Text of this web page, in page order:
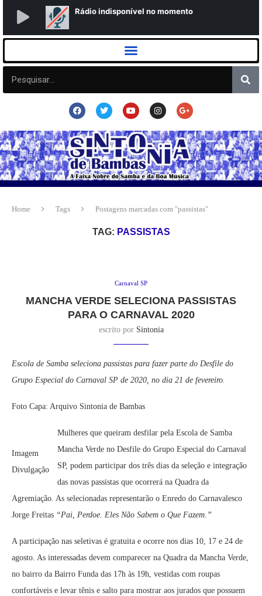
Home Tags Postagens marcadas com "passistas"
TAG: PASSISTAS
Carnaval SP
MANCHA VERDE SELECIONA PASSISTAS
PARA O CARNAVAL 2020
escrito por Sintonia
Escola de Samba seleciona passistas para fazer parte do Desfile do
Grupo Especial do Carnaval SP de 2020, no dia 21 de fevereiro.
Foto Capa: Arquivo Sintonia de Bambas
Imagem
Divulgação
Mulheres que queiram desfilar pela Escola de Samba
Mancha Verde no Desfile do Grupo Especial do Carnaval
SP, podem participar dos três dias da seleção e integração
das novas passistas que ocorrerá na Quadra da
Agremiação. As selecionadas representarão o Enredo do Carnavalesco
Jorge Freitas “Pai, Perdoe. Eles Não Sabem o Que Fazem.”
A participação nas seletivas é gratuita e ocorre nos dias 10, 17 e 24 de
agosto. As interessadas devem comparecer na Quadra da Mancha Verde,
no bairro da Bairro Funda das 17h às 19h, vestidas com roupas
confortáveis e levar tênis e salto para mostrar aos jurados que possuem